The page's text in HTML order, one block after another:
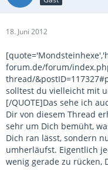
18. Juni 2012
forum.de/forum/
thread/
solltest du vielleicht mit
[/QUOTE]Das sehe ich
Dir von diesem Thread
sehr um Dich bemüht,
Dich ran lässt, sondern
umherläufst. Eigentlich
wenig gerade zu rücken,